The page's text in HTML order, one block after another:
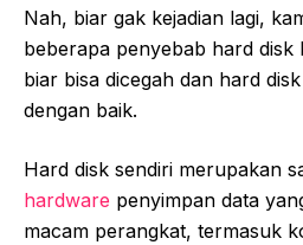
Nah, biar gak kejadian lagi,
beberapa penyebab hard disk
biar bisa dicegah dan hard
dengan baik.
Hard disk sendiri merupakan
hardware penyimpan data
macam perangkat, termasuk